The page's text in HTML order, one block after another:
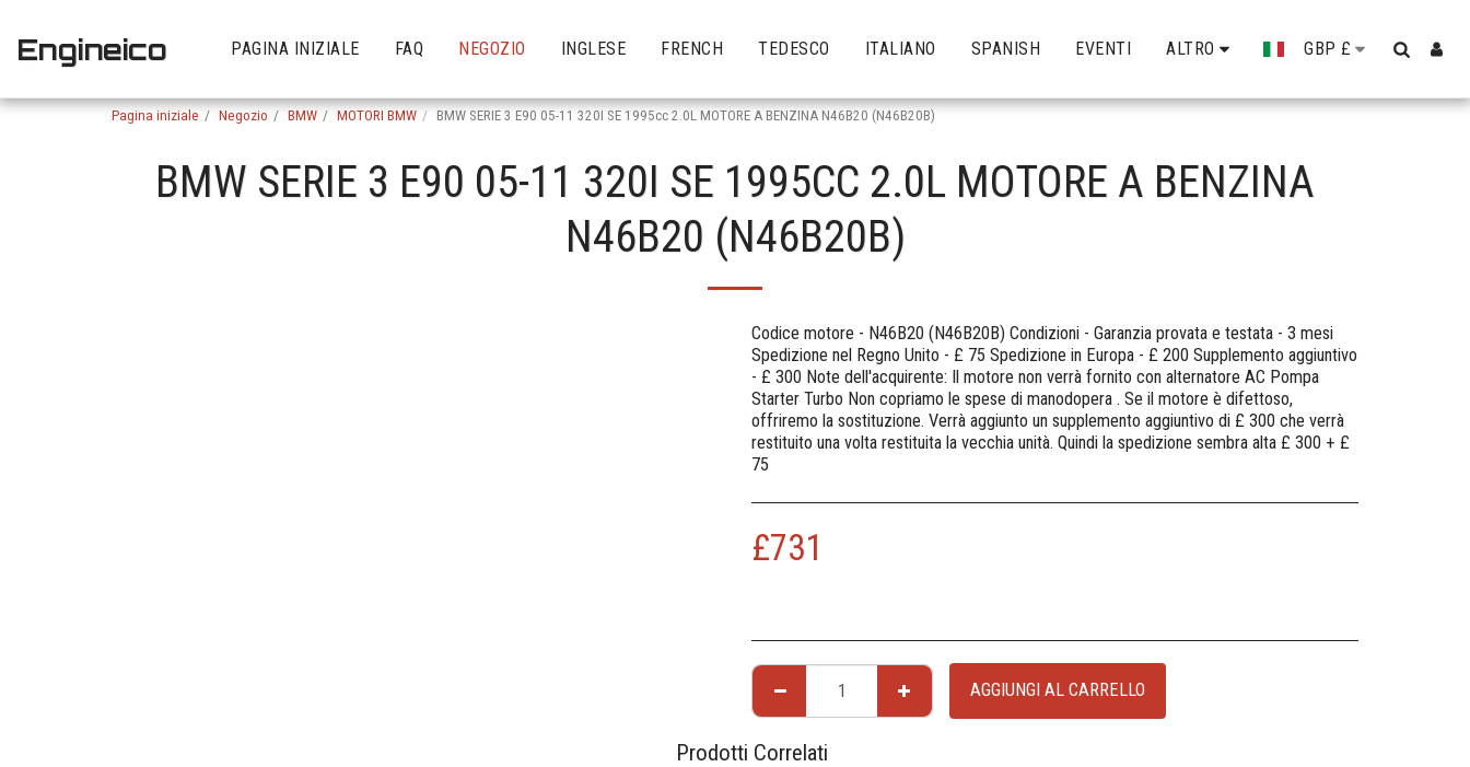
Engineico PAGINA INIZIALE FAQ NEGOZIO INGLESE FRENCH TEDESCO ITALIANO SPANISH EVENTI ALTRO GBP £
Pagina iniziale Negozio BMW MOTORI BMW BMW SERIE 3 E90 05-11 320I SE 1995cc 2.0L MOTORE A BENZINA N46B20 (N46B20B)
BMW SERIE 3 E90 05-11 320I SE 1995CC 2.0L MOTORE A BENZINA
N46B20 (N46B20B)
Codice motore - N46B20 (N46B20B) Condizioni - Garanzia provata e testata - 3 mesi
Spedizione nel Regno Unito - £ 75 Spedizione in Europa - £ 200 Supplemento aggiuntivo
- £ 300 Note dell'acquirente: Il motore non verrà fornito con alternatore AC Pompa
Starter Turbo Non copriamo le spese di manodopera . Se il motore è difettoso,
offriremo la sostituzione. Verrà aggiunto un supplemento aggiuntivo di £ 300 che verrà
restituito una volta restituita la vecchia unità. Quindi la spedizione sembra alta £ 300 + £
75
£731
AGGIUNGI AL CARRELLO
Prodotti Correlati